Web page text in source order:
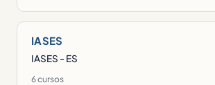
IASES
IASES - ES
6 cursos